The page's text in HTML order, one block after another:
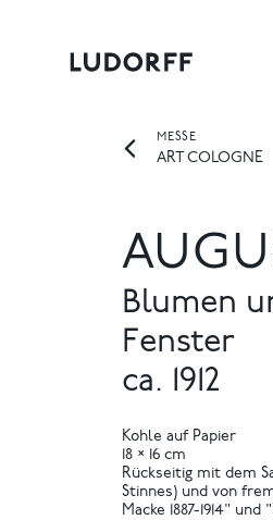
MESSE
ART COLOGNE
Blumen
Fenster
ca. 1912
Kohle auf Papier
18 × 16 cm
Rückseitig mit dem
Stinnes) und von
Macke 1887-1914"